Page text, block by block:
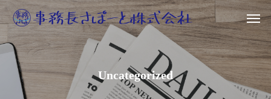
Uncategorized